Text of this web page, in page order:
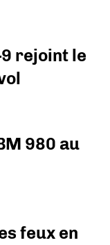
rejoint le
980 au
feux en